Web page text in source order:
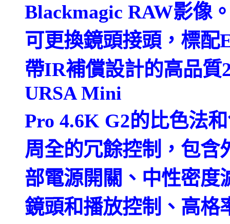
Blackmagic RAW影像
可更換鏡頭接頭，標配
帶IR補償設計的高品質
URSA Mini
Pro 4.6K G2的比色法
周全的冗餘控制，包含
部電源開關、中性密度
鏡頭和播放控制、高格